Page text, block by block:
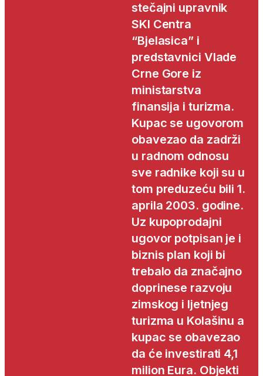
stečajni upravnik
SKI Centra
“Bjelasica” i
predstavnici Vlade
Crne Gore iz
ministarstva
finansija i turizma.
Kupac se ugovorom
obavezao da zadrži
u radnom odnosu
sve radnike koji su u
tom preduzeću bili 1.
aprila 2003. godine.
Uz kupoprodajni
ugovor potpisan je i
biznis plan koji bi
trebalo da značajno
doprinese razvoju
zimskog i ljetnjeg
turizma u Kolašinu a
kupac se obavezao
da će investirati 4,1
milion Eura. Objekti